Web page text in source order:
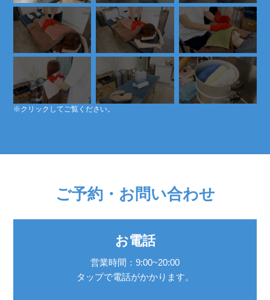
※クリックしてご覧ください。
ご予約・お問い合わせ
お電話
営業時間：9:00~20:00
タップで電話がかかります。